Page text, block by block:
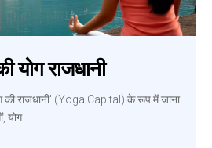
योग राजधानी
की राजधानी' (Yoga Capital) के रूप में जाना
योग…